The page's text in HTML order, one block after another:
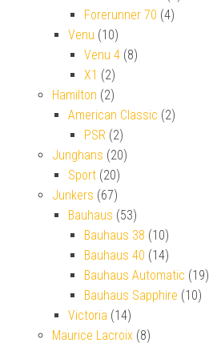
Forerunner 70 (4)
Venu (10)
Venu 4 (8)
X1 (2)
Hamilton (2)
American Classic (2)
PSR (2)
Junghans (20)
Sport (20)
Junkers (67)
Bauhaus (53)
Bauhaus 38 (10)
Bauhaus 40 (14)
Bauhaus Automatic (19)
Bauhaus Sapphire (10)
Victoria (14)
Maurice Lacroix (8)